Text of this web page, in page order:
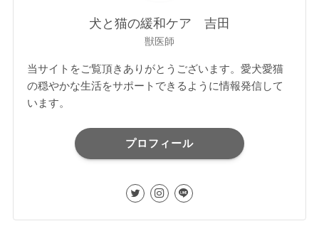
犬と猫の緩和ケア 吉田
獣医師
当サイトをご覧頂きありがとうございます。愛犬愛猫
の穏やかな生活をサポートできるように情報発信して
います。
プロフィール